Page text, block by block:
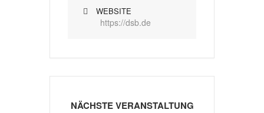
WEBSITE
https://dsb.de
NÄCHSTE VERANSTALTUNG